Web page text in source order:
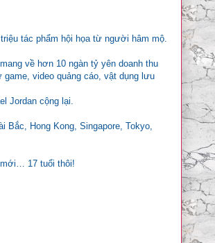
tác phẩm hội họa từ người hâm mộ.
về hơn 10 ngàn tỷ yên doanh thu
video quảng cáo, vật dụng lưu
Jordan cộng lại.
Bắc, Hong Kong, Singapore, Tokyo,
mới… 17 tuổi thôi!